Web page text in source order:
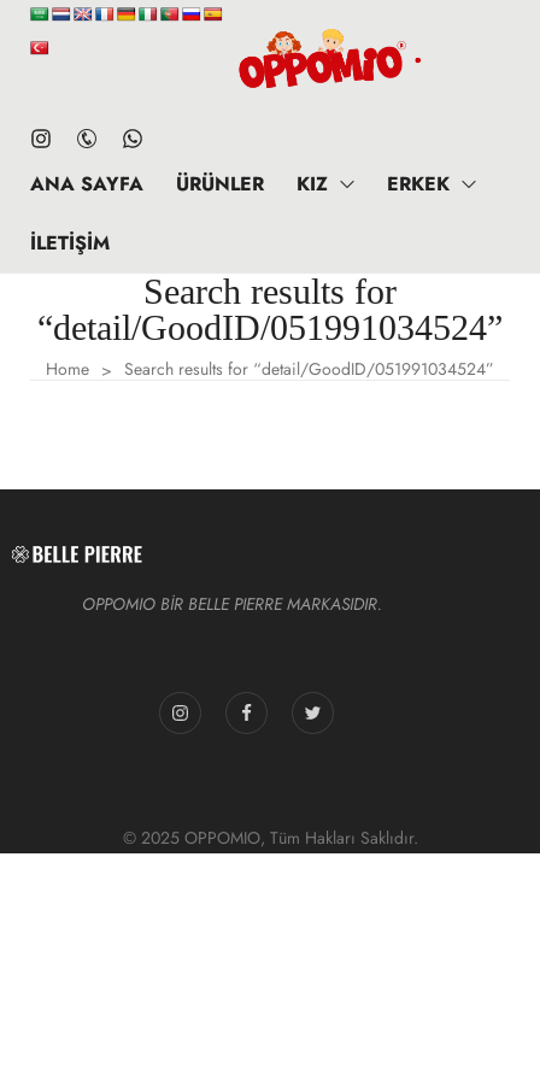
ANA SAYFA ÜRÜNLER KIZ ERKEK
İLETIŞIM
Search results for
“detail/GoodID/051991034524”
Home > Search results for “detail/GoodID/051991034524”
OPPOMIO BİR BELLE PIERRE MARKASIDIR.
© 2025 OPPOMIO, Tüm Hakları Saklıdır.